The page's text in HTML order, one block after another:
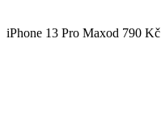
iPhone 13 Pro Maxod 790 Kč